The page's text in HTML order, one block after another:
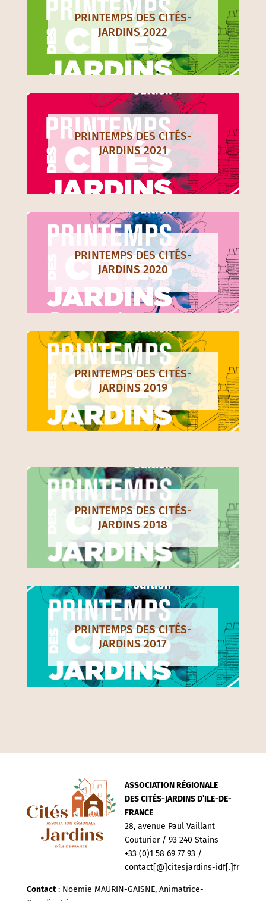
PRINTEMPS DES CITÉS-
JARDINS 2022
PRINTEMPS DES CITÉS-
JARDINS 2021
PRINTEMPS DES CITÉS-
JARDINS 2020
PRINTEMPS DES CITÉS-
JARDINS 2019
PRINTEMPS DES CITÉS-
JARDINS 2018
PRINTEMPS DES CITÉS-
JARDINS 2017
ASSOCIATION RÉGIONALE
DES CITÉS-JARDINS D’ILE-DE-
FRANCE
28, avenue Paul Vaillant
Couturier / 93 240 Stains
+33 (0)1 58 69 77 93 /
contact[@]citesjardins-idf[.]fr
Contact: Noëmie MAURIN-GAISNE, Animatrice-